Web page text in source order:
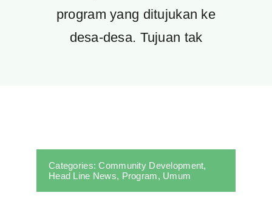
program yang ditujukan ke
desa-desa. Tujuan tak
Categories:Community Development,
Head Line News, Program, Umum